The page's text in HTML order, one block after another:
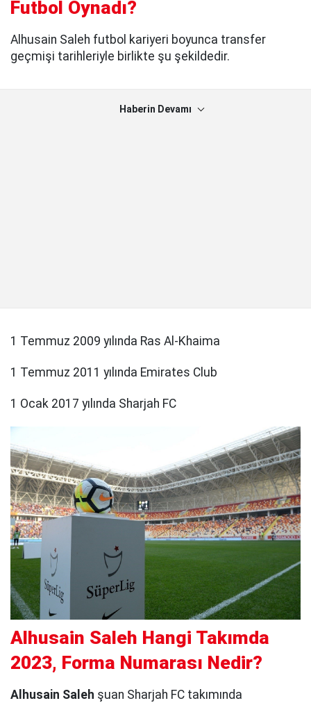
Futbol Oynadı?
Alhusain Saleh futbol kariyeri boyunca transfer
geçmişi tarihleriyle birlikte şu şekildedir.
Haberin Devamı
1 Temmuz 2009 yılında Ras Al-Khaima
1 Temmuz 2011 yılında Emirates Club
1 Ocak 2017 yılında Sharjah FC
Alhusain Saleh Hangi Takımda
2023, Forma Numarası Nedir?
Alhusain Saleh şuan Sharjah FC takımında